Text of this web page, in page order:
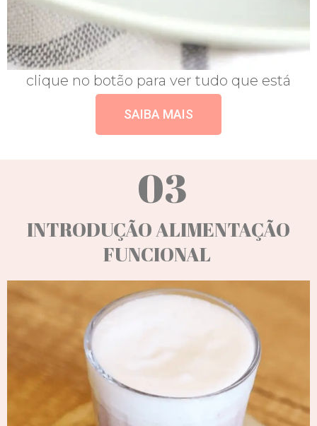
clique no botão para ver tudo que está
SAIBA MAIS
03
INTRODUÇÃO ALIMENTAÇÃO
FUNCIONAL